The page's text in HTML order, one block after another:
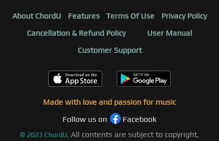
About ChordU Features Terms Of Use
Privacy Policy
Cancellation & Refund Policy
User Manual
Customer Support
Made with love and passion for music
Follow us on
Facebook
© 2023 ChordU. All contents are subject to copyright,